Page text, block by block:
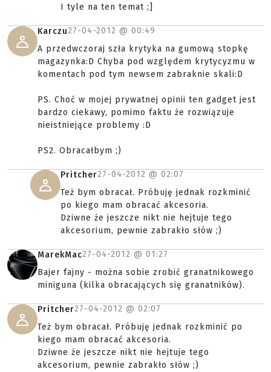
I tyle na ten temat ;]
Karczu27-04-2012 @ 00:49
A przedwczoraj szła krytyka na gumową stopkę
magazynka:D Chyba pod względem krytycyzmu w
komentach pod tym newsem zabraknie skali:D
PS. Choć w mojej prywatnej opinii ten gadget jest
bardzo ciekawy, pomimo faktu że rozwiązuje
nieistniejące problemy :D
PS2. Obracałbym ;)
Pritcher27-04-2012 @ 02:07
Też bym obracał. Próbuję jednak rozkminić
po kiego mam obracać akcesoria.
Dziwne że jeszcze nikt nie hejtuje tego
akcesorium, pewnie zabrakło słów ;)
MarekMac27-04-2012 @ 01:27
Bajer fajny - można sobie zrobić granatnikowego
miniguna (kilka obracających się granatników).
Pritcher27-04-2012 @ 02:07
Też bym obracał. Próbuję jednak rozkminić po
kiego mam obracać akcesoria.
Dziwne że jeszcze nikt nie hejtuje tego
akcesorium, pewnie zabrakło słów ;)